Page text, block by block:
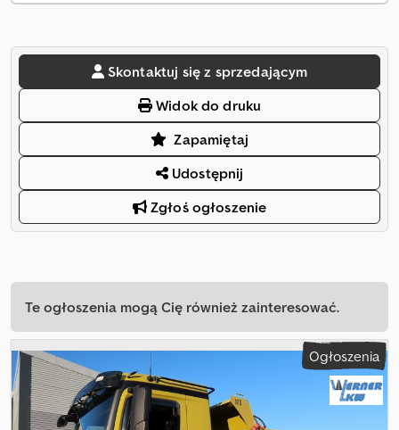
Skontaktuj się z sprzedającym
Widok do druku
Zapamiętaj
Udostępnij
Zgłoś ogłoszenie
Te ogłoszenia mogą Cię również zainteresować.
Ogłoszenia